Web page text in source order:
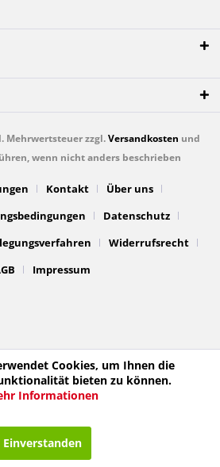
Mehrwertsteuer zzgl.Versandkosten und
wenn nicht anders beschrieben
Kontakt
Über uns
Datenschutz
Widerrufsrecht
Impressum
Cookies, um Ihnen die
bieten zu können.
Informationen
Einverstanden